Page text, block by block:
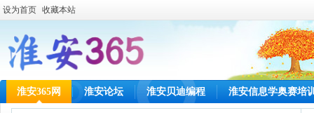
设为首页 收藏本站
淮安365网 淮安论坛 淮安贝迪编程 淮安信息学奥赛培